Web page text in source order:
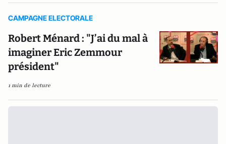
CAMPAGNE ELECTORALE
Robert Ménard : "J’ai du mal à
imaginer Eric Zemmour
président"
1 min de lecture